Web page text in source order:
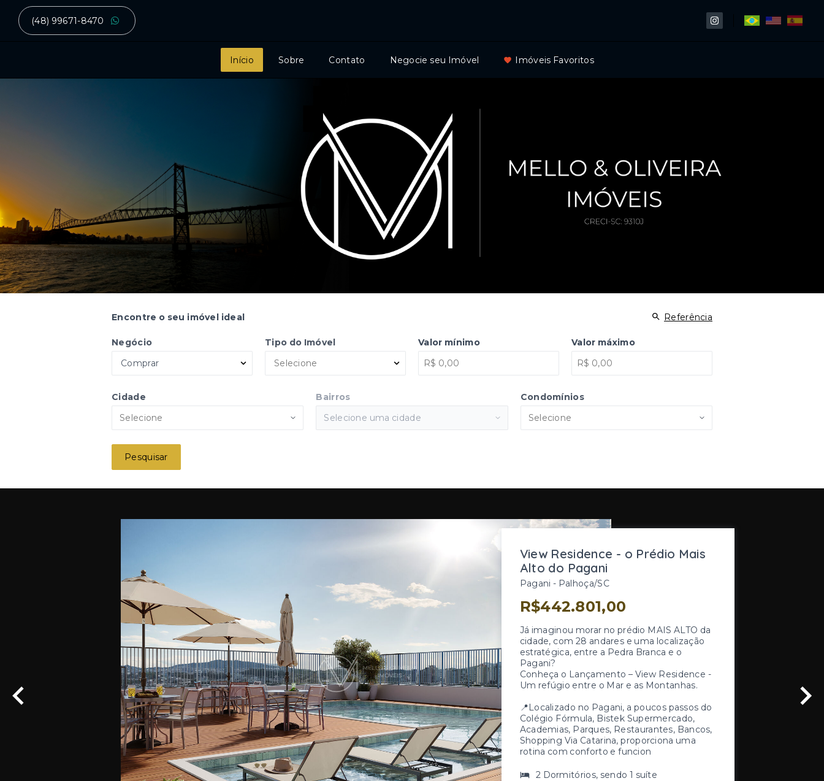
(48) 99671-8470
Início Sobre Contato Negocie seu Imóvel Imóveis Favoritos
Encontre o seu imóvel ideal Referência
Negócio
Comprar
Tipo do Imóvel
Selecione
Valor mínimo Valor máximo
Cidade
Selecione
Bairros
Selecione uma cidade
Condomínios
Selecione
Pesquisar
View Residence - o Prédio Mais
Alto do Pagani
Pagani - Palhoça/SC
R$442.801,00
Já imaginou morar no prédio MAIS ALTO da
cidade, com 28 andares e uma localização
estratégica, entre a Pedra Branca e o
Pagani?
Conheça o Lançamento – View Residence -
Um refúgio entre o Mar e as Montanhas.
📍Localizado no Pagani, a poucos passos do
Colégio Fórmula, Bistek Supermercado,
Academias, Parques, Restaurantes, Bancos,
Shopping Via Catarina, proporciona uma
rotina com conforto e funcion
2 Dormitórios, sendo 1 suíte